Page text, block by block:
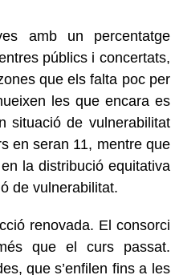
amb un percentatge
públics i concertats,
que els falta poc per
les que encara es
situació de vulnerabilitat
en seran 11, mentre que
la distribució equitativa
de vulnerabilitat.
renovada. El consorci
que el curs passat.
que s’enfilen fins a les